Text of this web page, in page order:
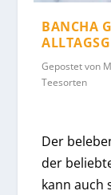
BANCHA
Gepostet von
Teesorten
Der
der
kann auch